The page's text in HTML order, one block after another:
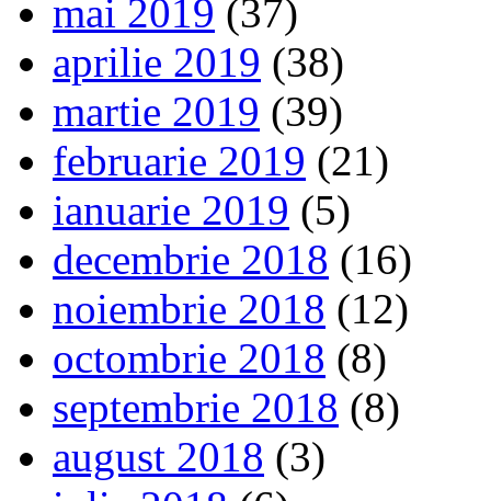
mai 2019 (37)
aprilie 2019 (38)
martie 2019 (39)
februarie 2019 (21)
ianuarie 2019 (5)
decembrie 2018 (16)
noiembrie 2018 (12)
octombrie 2018 (8)
septembrie 2018 (8)
august 2018 (3)